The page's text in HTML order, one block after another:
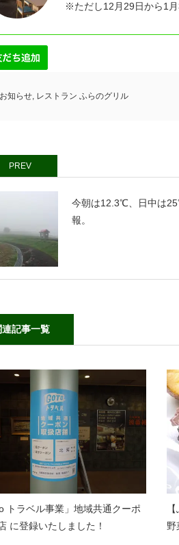
※ただし12月29日から1月
お知らせ, レストラン ふらのグリル
PREV
今朝は12.3℃、日中は
報。
連記事一覧
トラベル事業」地域共通クーポ
に登録いたしました！
野